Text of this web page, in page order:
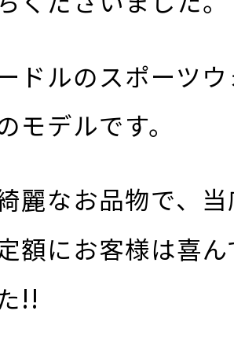
ドルのスポーツ
モデルです。
麗なお品物で、
額にお客様は喜
!!